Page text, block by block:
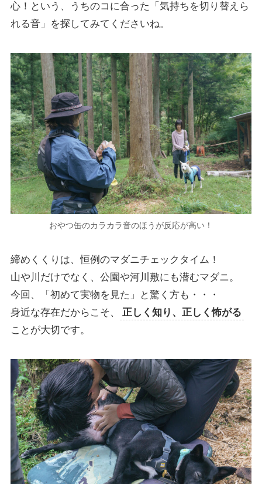
心！という、うちのコに合った「気持ちを切り替えら
れる音」を探してみてくださいね。
おやつ缶のカラカラ音のほうが反応が高い！
締めくくりは、恒例のマダニチェックタイム！
山や川だけでなく、公園や河川敷にも潜むマダニ。
今回、「初めて実物を見た」と驚く方も・・・
身近な存在だからこそ、
正しく知り、正しく怖がる
ことが大切です。